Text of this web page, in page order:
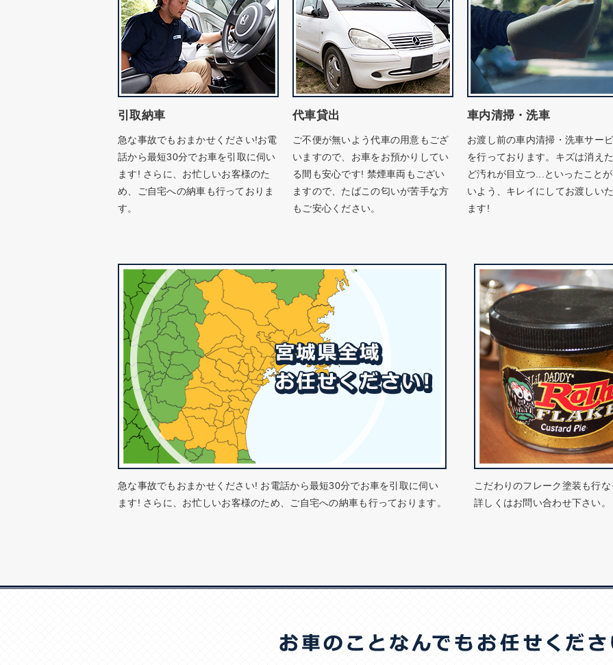
引取納車
急な事故でもおまかせください!お電
話から最短30分でお車を引取に伺い
ます! さらに、お忙しいお客様のた
め、ご自宅への納車も行っておりま
す。
代車貸出
ご不便が無いよう代車の用意もござ
いますので、お車をお預かりしてい
る間も安心です! 禁煙車両もござい
ますので、たばこの匂いが苦手な方
もご安心ください。
車内清掃・洗車
お渡し前の車内清掃・洗車サー
を行っております。キズは消え
ど汚れが目立つ...といったこと
いよう、キレイにしてお渡しい
ます!
急な事故でもおまかせください! お電話から最短30分でお車を引取に伺い
ます! さらに、お忙しいお客様のため、ご自宅への納車も行っております。
こだわりのフレーク塗装も行な
詳しくはお問い合わせ下さい。